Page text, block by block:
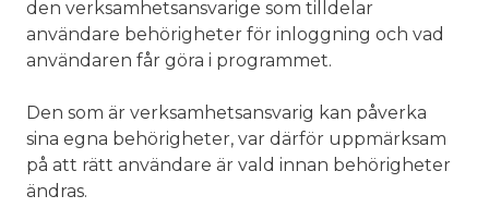
den verksamhetsansvarige som tilldelar
användare behörigheter för inloggning och vad
användaren får göra i programmet.
Den som är verksamhetsansvarig kan påverka
sina egna behörigheter, var därför uppmärksam
på att rätt användare är vald innan behörigheter
ändras.